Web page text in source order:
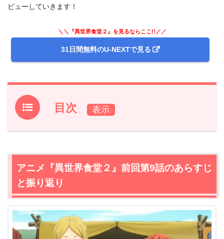
ビューしていきます！
＼＼『異世界食堂２』を見るならここ!!／／
31日間無料のU-NEXTで見る
目次
1.アニメ『異世界食堂２』前回第9話のあらすじと振り返り
2.1 テリヤキチキンにはこういう食べ方もある！テリヤキチ
キンバーガーとライスチキンバーガー！
2.2
ェ
3.
アニメ『異世界食堂２』第10話のあらすじ・ネタバレ感
アニメ『異世界食堂２』前回第9話のあらすじ
と振り返り